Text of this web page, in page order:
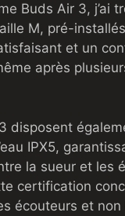
Buds Air 3, j’ai
M, pré-
et un
après
disposent
IPX5,
la sueur et les
certification
écouteurs et